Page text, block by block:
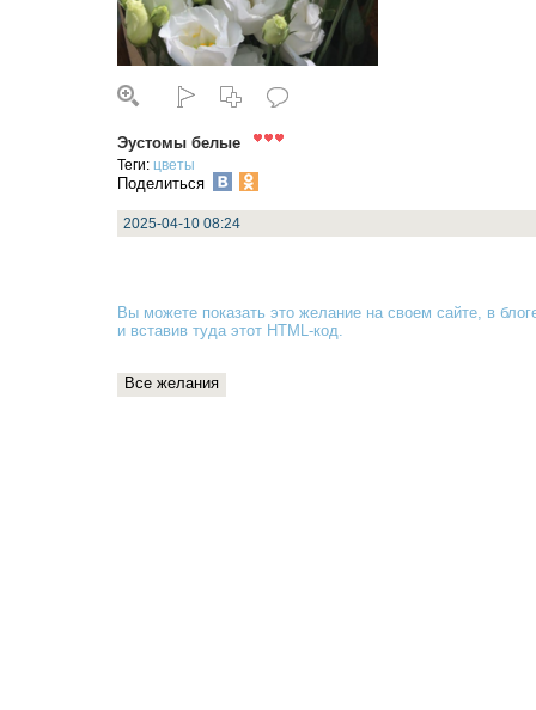
Эустомы белые
Теги: цветы
Поделиться
2025-04-10 08:24
Вы можете показать это желание на своем сайте, в
и вставив туда этот HTML-код.
Все желания